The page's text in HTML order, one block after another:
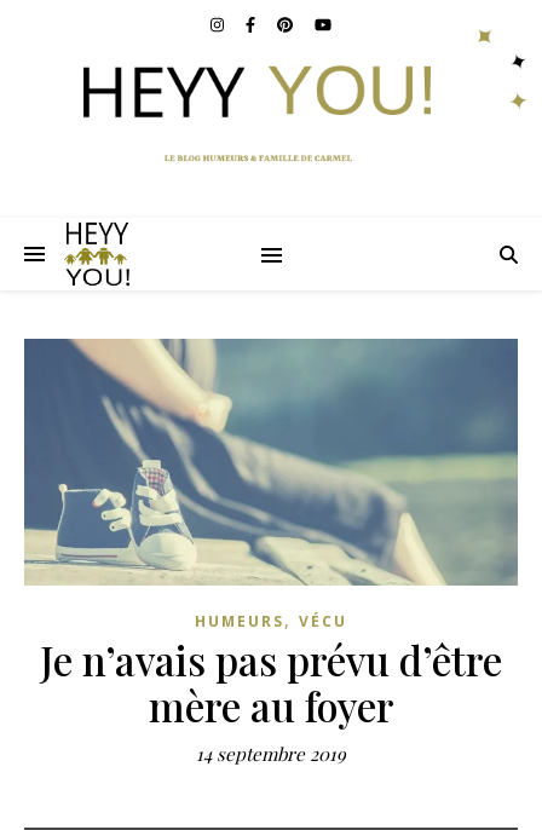
HUMEURS, VÉCU
Je n’avais pas prévu d’être
mère au foyer
14 septembre 2019